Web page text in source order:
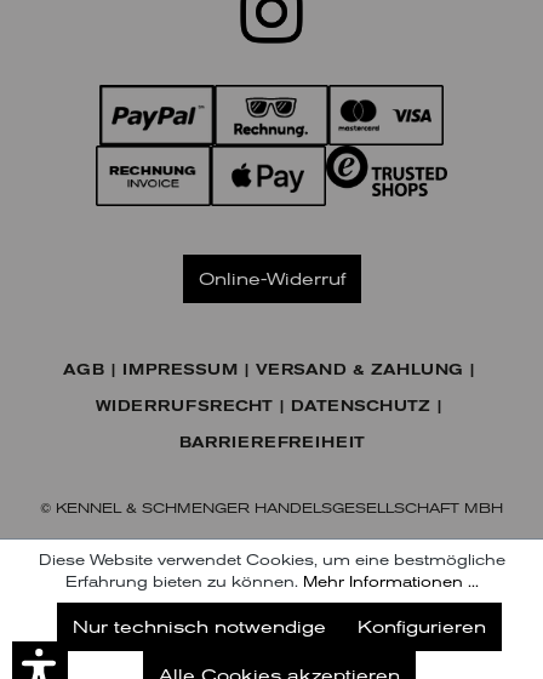
Online-Widerruf
AGB IMPRESSUM VERSAND & ZAHLUNG
WIDERRUFSRECHT DATENSCHUTZ
BARRIEREFREIHEIT
© KENNEL & SCHMENGER HANDELSGESELLSCHAFT MBH
Diese Website verwendet Cookies, um eine bestmögliche
Erfahrung bieten zu können. Mehr Informationen ...
Nur technisch notwendige Konfigurieren